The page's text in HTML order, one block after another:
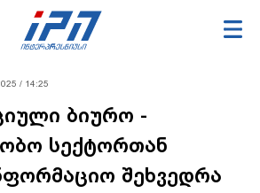
/ 14:25
ბიურო -
სექტორთან
შეხვედრა